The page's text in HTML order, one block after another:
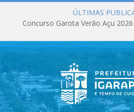
ÚLTIMAS
Concurso Garota Verão Açu